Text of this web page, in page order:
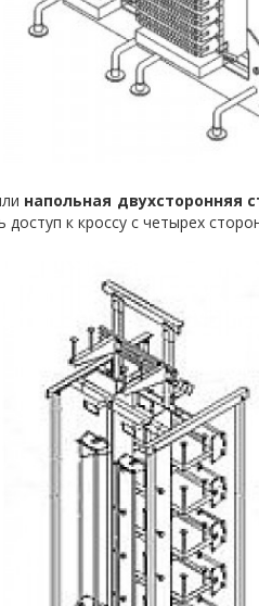
напольная двухсторонняя
к кроссу с четырех